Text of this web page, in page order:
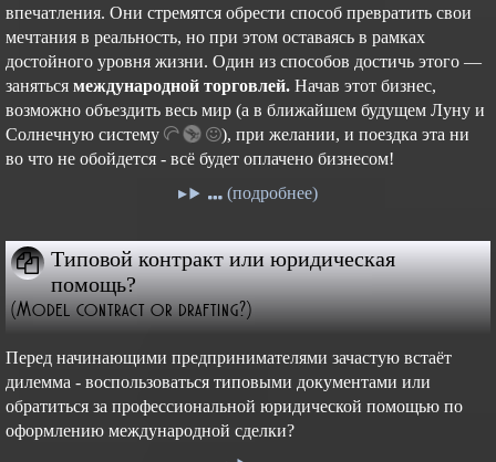
впечатления. Они стремятся обрести способ превратить свои
мечтания в реальность, но при этом оставаясь в рамках
достойного уровня жизни. Один из способов достичь этого —
заняться международной торговлей. Начав этот бизнес,
возможно объездить весь мир (а в ближайшем будущем Луну и
Cолнечную систему ), при желании, и поездка эта ни
во что не обойдется - всё будет оплачено бизнесом!
(подробнее)
Типовой контракт или юридическая
помощь?
(Model contract or drafting?)
Перед начинающими предпринимателями зачастую встаёт
дилемма - воспользоваться типовыми документами или
обратиться за профессиональной юридической помощью по
оформлению международной сделки?